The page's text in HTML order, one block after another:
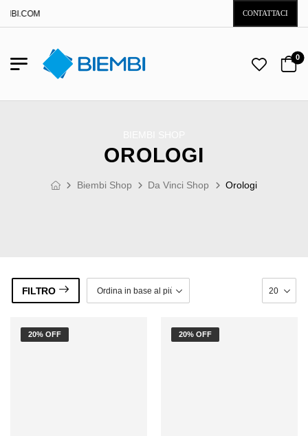
CONTATTACI
0
OROLOGI
Biembi Shop Da Vinci Shop Orologi
FILTRO
20% OFF 20% OFF